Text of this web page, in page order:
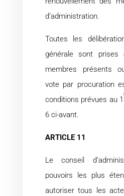
d’administration.
Toutes les
générale sont
membres présents
vote par procuration
conditions prévues au 1
6 ci-avant.
ARTICLE 11
Le conseil
pouvoirs les plus
autoriser tous les